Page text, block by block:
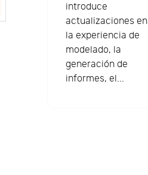
introduce
actualizaciones en
la experiencia de
modelado, la
generación de
informes, el...